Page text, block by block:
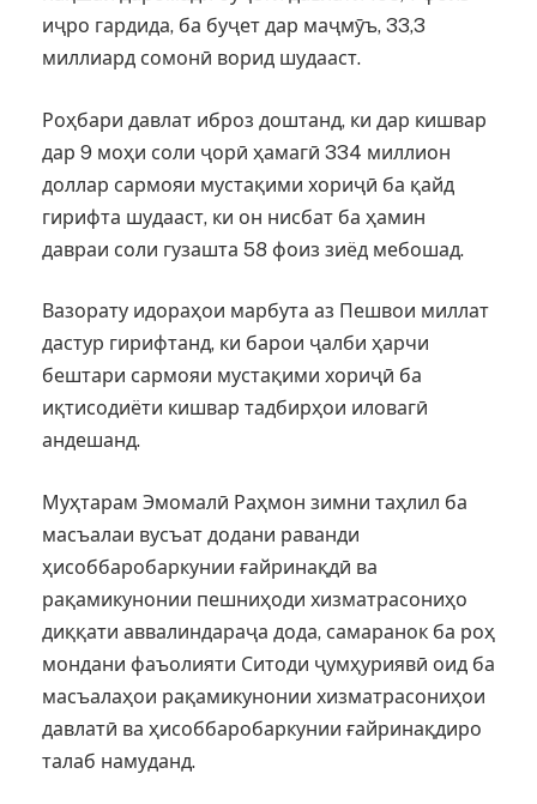
иҷро гардида, ба буҷет дар маҷмӯъ, 33,3
миллиард сомонӣ ворид шудааст.
Роҳбари давлат иброз доштанд, ки дар кишвар
дар 9 моҳи соли ҷорӣ ҳамагӣ 334 миллион
доллар сармояи мустақими хориҷӣ ба қайд
гирифта шудааст, ки он нисбат ба ҳамин
давраи соли гузашта 58 фоиз зиёд мебошад.
Вазорату идораҳои марбута аз Пешвои миллат
дастур гирифтанд, ки барои ҷалби ҳарчи
бештари сармояи мустақими хориҷӣ ба
иқтисодиёти кишвар тадбирҳои иловагӣ
андешанд.
Муҳтарам Эмомалӣ Раҳмон зимни таҳлил ба
масъалаи вусъат додани раванди
ҳисоббаробаркунии ғайринақдӣ ва
рақамикунонии пешниҳоди хизматрасониҳо
диққати аввалиндараҷа дода, самаранок ба роҳ
мондани фаъолияти Ситоди ҷумҳуриявӣ оид ба
масъалаҳои рақамикунонии хизматрасониҳои
давлатӣ ва ҳисоббаробаркунии ғайринақдиро
талаб намуданд.